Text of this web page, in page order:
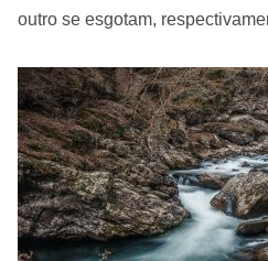
outro se esgotam,